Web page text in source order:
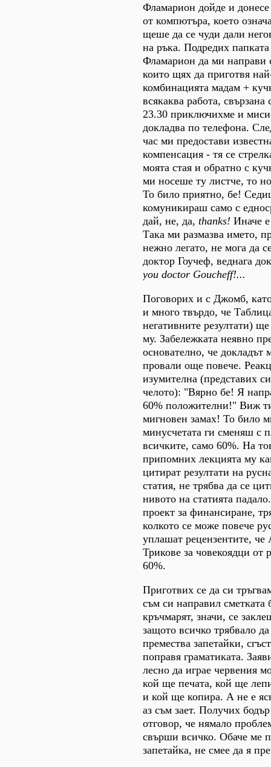
Фламарион дойде и
от компютъра, което
щеше да се чуди дали
на ръка. Подредих
Фламарион да ми направи
които щях да приготвя
комбинацията мадам +
всякаква работа,
23.30 приключихме и
докладва по телефона.
час ми предостави
компенсация - тя се
моята стая и обратно с
ми носеше ту листче, то
То било приятно, бе!
комуникираш само с
дай, не, да, thanks! Иначе
Така ми размазва името,
нежно легато, не мога да
доктор Гоучеф, веднага
you doctor Goucheff!...
Поговорих и с Джомб,
и много твърдо, че
негативните резултати)
му. Забележката неявно
основателно, че докладът
провали още повече.
изумителна (представих
челото): "Вярно бе! Я
60% положителни!" Виж
мигновен замах! То било
минусчетата ги сменяш с
всичките, само 60%. На
припомних лекцията му
цитират резултати на
статия, не трябва да се
нивото на статията
проект за финансиране,
колкото се може повече
уплашат рецензентите, че
Трикове за човекоядци от
60%.
Приготвих се да си
съм си направил сметката
кръчмарят, значи, се
защото всичко трябвало
премества запетайки,
поправя граматиката.
лесно да играе червения
кой ще печата, кой ще
и кой ще копира. А не е
аз съм зает. Получих
отговор, че нямало
свърши всичко. Обаче ме
запетайка, не смее да я